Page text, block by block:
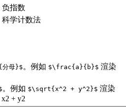
负指数
科学计数法
母}$ 。例如 $\frac{a}{b}$ 渲染
。例如 $\sqrt{x^2 + y^2}$ 渲染
x2 + y2